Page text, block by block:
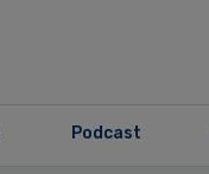
Podcast